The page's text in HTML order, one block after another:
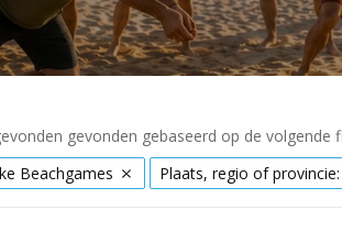
gevonden gebaseerd op de volgende
Beachgames
Plaats, regio of